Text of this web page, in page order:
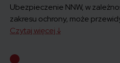
Ubezpieczenie NNW, w
zakresu ochrony, może
Czytaj więcej ↓